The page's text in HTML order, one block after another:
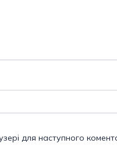
для наступного